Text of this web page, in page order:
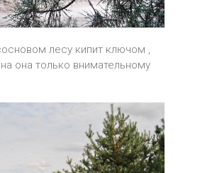
лесу кипит ключом ,
она только внимательному